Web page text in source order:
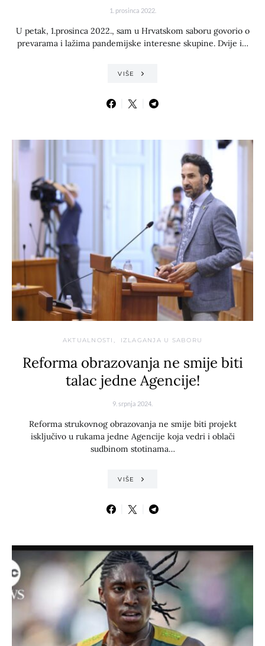
1. prosinca 2022.
U petak, 1.prosinca 2022., sam u Hrvatskom saboru govorio o
prevarama i lažima pandemijske interesne skupine. Dvije i…
VIŠE
AKTUALNOSTI IZLAGANJA U SABORU
Reforma obrazovanja ne smije biti
talac jedne Agencije!
9. srpnja 2024.
Reforma strukovnog obrazovanja ne smije biti projekt
isključivo u rukama jedne Agencije koja vedri i oblači
sudbinom stotinama…
VIŠE